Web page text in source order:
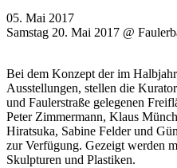
05. Mai 2017
Samstag 20. Mai 2017 @
Bei dem Konzept der im
Ausstellungen, stellen die
und Faulerstraße gelegenen
Peter Zimmermann, Klaus
Hiratsuka, Sabine Felder und
zur Verfügung. Gezeigt werden
Skulpturen und Plastiken.